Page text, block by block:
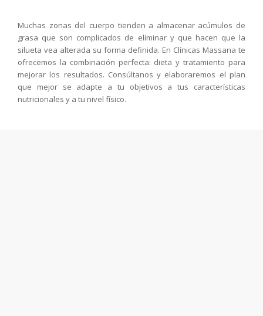
Muchas zonas del cuerpo tienden a almacenar acúmulos de
grasa que son complicados de eliminar y que hacen que la
silueta vea alterada su forma definida. En Clínicas Massana te
ofrecemos la combinación perfecta: dieta y tratamiento para
mejorar los resultados. Consúltanos y elaboraremos el plan
que mejor se adapte a tu objetivos a tus características
nutricionales y a tu nivel físico.